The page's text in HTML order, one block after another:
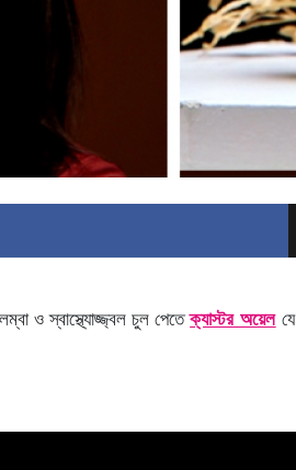
ও স্বাস্থ্যোজ্জ্বল চুল পেতেক্যাস্টর অয়েল